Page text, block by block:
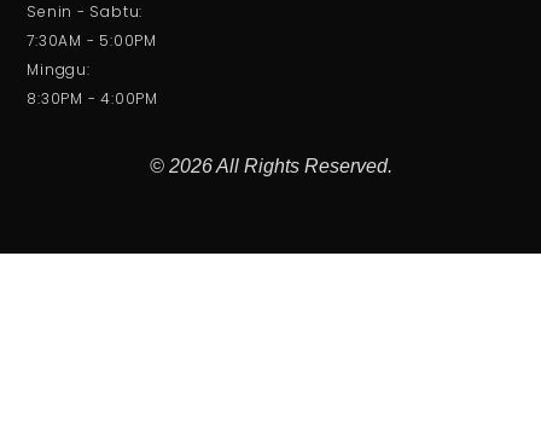
Senin - Sabtu:
7:30AM - 5:00PM
Minggu:
8:30PM - 4:00PM
© 2026 All Rights Reserved.